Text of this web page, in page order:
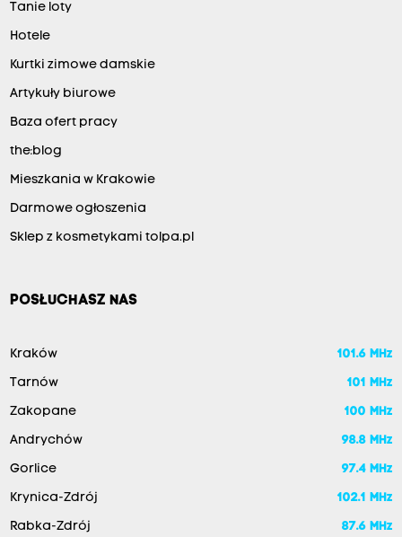
Tanie loty
Hotele
Kurtki zimowe damskie
Artykuły biurowe
Baza ofert pracy
the:blog
Mieszkania w Krakowie
Darmowe ogłoszenia
Sklep z kosmetykami tolpa.pl
POSŁUCHASZ NAS
Kraków 101.6 MHz
Tarnów 101 MHz
Zakopane 100 MHz
Andrychów 98.8 MHz
Gorlice 97.4 MHz
Krynica-Zdrój 102.1 MHz
Rabka-Zdrój 87.6 MHz